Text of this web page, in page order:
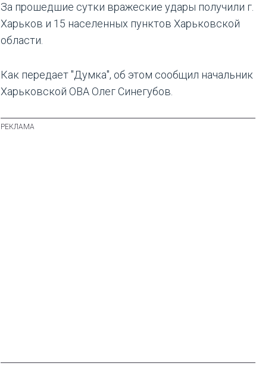
За прошедшие сутки вражеские удары получили г.
Харьков и 15 населенных пунктов Харьковской
области.
Как передает "Думка", об этом сообщил начальник
Харьковской ОВА Олег Синегубов.